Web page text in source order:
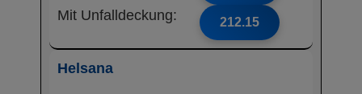
Mit Unfalldeckung: 212.15
Helsana